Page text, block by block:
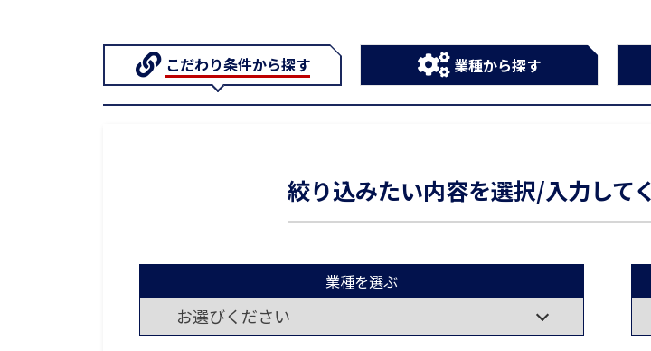
こだわり条件から探す 業種から探す
絞り込みたい内容を選択/入力して
業種を選ぶ